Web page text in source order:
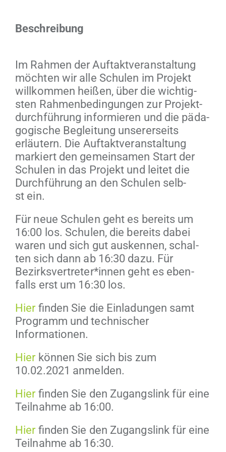
Beschrei­bung
Im Rah­men der Auf­tak­tver­anstal­tung
möcht­en wir alle Schulen im Pro­jekt
willkom­men heißen, über die wichtig­
sten Rah­menbe­din­gun­gen zur Pro­jek­t­
durch­führung informieren und die päd­a­
gogis­che Begleitung unser­er­seits
erläutern. Die Auf­tak­tver­anstal­tung
markiert den gemein­samen Start der
Schulen in das Pro­jekt und leit­et die
Durch­führung an den Schulen selb­
st ein.
Für neue Schulen geht es bere­its um
16:00 los. Schulen, die bere­its dabei
waren und sich gut ausken­nen, schal­
ten sich dann ab 16:30 dazu. Für
Bezirksvertreter*innen geht es eben­
falls erst um 16:30 los.
Hierfind­en Sie die Ein­ladun­gen samt
Pro­gramm und tech­nis­ch­er
Informationen.
Hierkön­nen Sie sich bis zum
10.02.2021 anmelden.
Hierfind­en Sie den Zugangslink für eine
Teil­nahme ab 16:00.
Hierfind­en Sie den Zugangslink für eine
Teil­nahme ab 16:30.